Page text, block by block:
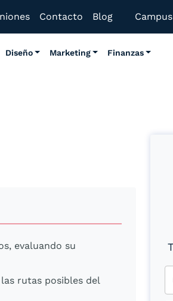
Contacto Blog Campus
Diseño Marketing Finanzas
evaluando su
rutas posibles del